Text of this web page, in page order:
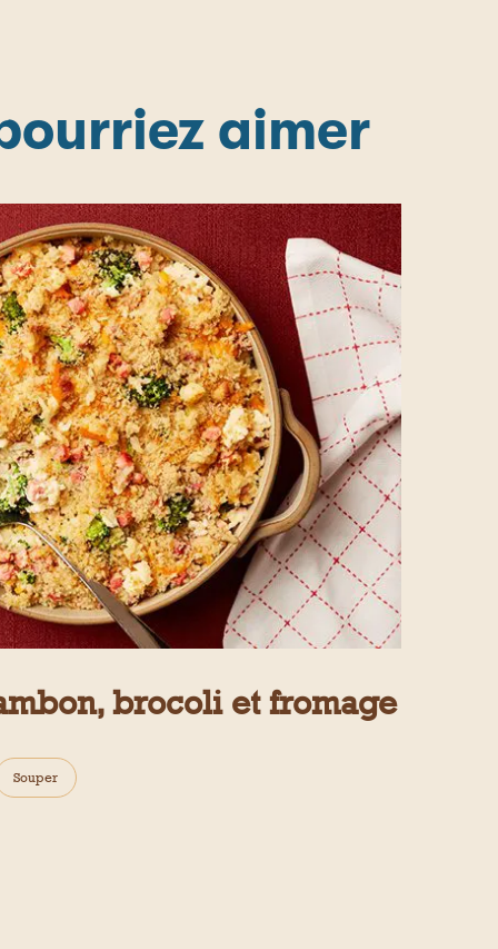
aimer
brocoli et fromage
Souper